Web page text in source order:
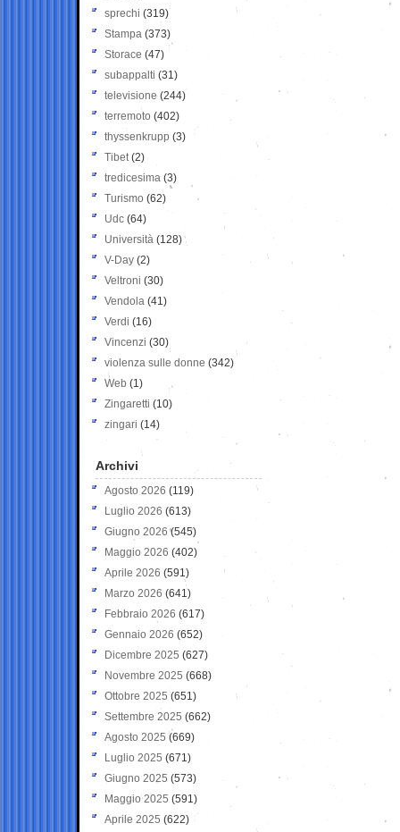
sprechi (319)
Stampa (373)
Storace (47)
subappalti (31)
televisione(244)
terremoto (402)
thyssenkrupp (3)
Tibet(2)
tredicesima (3)
Turismo (62)
Udc (64)
Università (128)
V-Day (2)
Veltroni (30)
Vendola (41)
Verdi (16)
Vincenzi (30)
violenza sulle donne (342)
Web (1)
Zingaretti (10)
zingari (14)
Archivi
Agosto 2026 (119)
Luglio 2026 (613)
Giugno 2026 (545)
Maggio 2026 (402)
Aprile 2026 (591)
Marzo 2026 (641)
Febbraio 2026 (617)
Gennaio 2026 (652)
Dicembre 2025 (627)
Novembre 2025 (668)
Ottobre 2025 (651)
Settembre 2025 (662)
Agosto 2025 (669)
Luglio 2025 (671)
Giugno 2025 (573)
Maggio 2025 (591)
Aprile 2025 (622)